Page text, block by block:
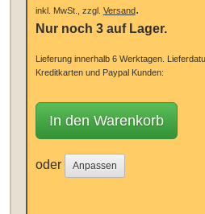
inkl. MwSt., zzgl. Versand.
Nur noch 3 auf Lager.
Lieferung innerhalb 6 Werktagen.
Kreditkarten und Paypal Kunden:
In den Warenkorb
oder Anpassen